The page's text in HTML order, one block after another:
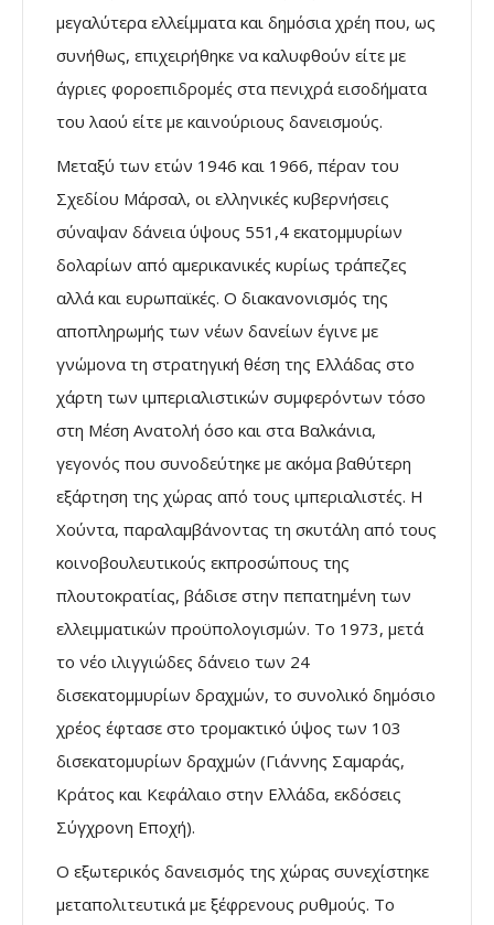
µεγαλύτερα ελλείµµατα και δηµόσια χρέη που, ως
συνήθως, επιχειρήθηκε να καλυφθούν είτε µε
άγριες φοροεπιδροµές στα πενιχρά εισοδήµατα
του λαού είτε µε καινούριους δανεισµούς.
Μεταξύ των ετών 1946 και 1966, πέραν του
Σχεδίου Μάρσαλ, οι ελληνικές κυβερνήσεις
σύναψαν δάνεια ύψους 551,4 εκατοµµυρίων
δολαρίων από αµερικανικές κυρίως τράπεζες
αλλά και ευρωπαϊκές. Ο διακανονισµός της
αποπληρωµής των νέων δανείων έγινε µε
γνώµονα τη στρατηγική θέση της Ελλάδας στο
χάρτη των ιµπεριαλιστικών συµφερόντων τόσο
στη Μέση Ανατολή όσο και στα Βαλκάνια,
γεγονός που συνοδεύτηκε µε ακόµα βαθύτερη
εξάρτηση της χώρας από τους ιµπεριαλιστές. Η
Χούντα, παραλαµβάνοντας τη σκυτάλη από τους
κοινοβουλευτικούς εκπροσώπους της
πλουτοκρατίας, βάδισε στην πεπατηµένη των
ελλειµµατικών προϋπολογισµών. Το 1973, µετά
το νέο ιλιγγιώδες δάνειο των 24
δισεκατοµµυρίων δραχµών, το συνολικό δηµόσιο
χρέος έφτασε στο τροµακτικό ύψος των 103
δισεκατοµυρίων δραχµών (Γιάννης Σαµαράς,
Κράτος και Κεφάλαιο στην Ελλάδα, εκδόσεις
Σύγχρονη Εποχή).
Ο εξωτερικός δανεισµός της χώρας συνεχίστηκε
µεταπολιτευτικά µε ξέφρενους ρυθµούς. Το